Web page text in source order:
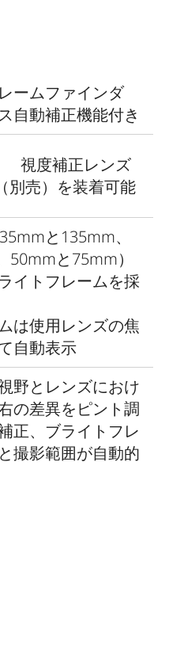
240V（50/60Hz、
、DC12V 1.3A 定
DC8.25V,
を画像のExifファ
アクセサリーの電
ー「ライカ ビゾフ
み使用可能（一部
律によりGPS機能
おり、GPS機能が
g/n（無線
）に準拠 使用周
クチャーモード
ームファインダ
動補正機能付き
度補正レンズ
別売）を装着可能
と135mm、
と75mm）
イトフレームを採
は使用レンズの焦
自動表示
野とレンズにおけ
の差異をピント調
正、ブライトフレ
撮影範囲が自動的
撮影される範囲を
（28mmレンズ）